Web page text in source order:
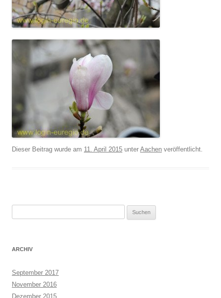
Dieser Beitrag wurde am 11. April 2015 unter Aachen veröffentlicht.
nach:
ARCHIV
September 2017
November 2016
Dezember 2015